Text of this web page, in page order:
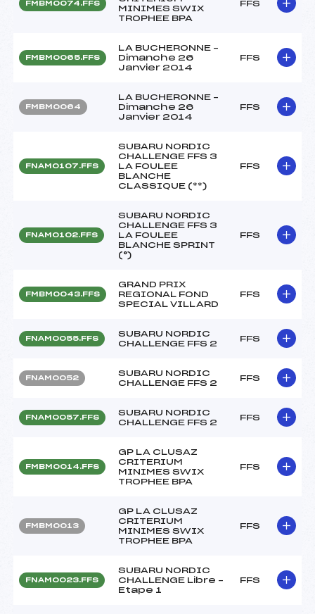
FMBM0074.FFS
MINIMES SWIX
TROPHEE BPA
FFS
FMBM0065.FFS
LA BUCHERONNE –
Dimanche 26
Janvier 2014
FFS
FMBM0064
LA BUCHERONNE –
Dimanche 26
Janvier 2014
FFS
FNAM0107.FFS
SUBARU NORDIC
CHALLENGE FFS 3
LA FOULEE
BLANCHE
CLASSIQUE (**)
FFS
FNAM0102.FFS
SUBARU NORDIC
CHALLENGE FFS 3
LA FOULEE
BLANCHE SPRINT
(°)
FFS
FMBM0043.FFS
GRAND PRIX
REGIONAL FOND
SPECIAL VILLARD
FFS
FNAM0055.FFS
SUBARU NORDIC
CHALLENGE FFS 2
FFS
FNAM0052
SUBARU NORDIC
CHALLENGE FFS 2
FFS
FNAM0057.FFS
SUBARU NORDIC
CHALLENGE FFS 2
FFS
FMBM0014.FFS
GP LA CLUSAZ
CRITERIUM
MINIMES SWIX
TROPHEE BPA
FFS
FMBM0013
GP LA CLUSAZ
CRITERIUM
MINIMES SWIX
TROPHEE BPA
FFS
FNAM0023.FFS
SUBARU NORDIC
CHALLENGE Libre –
Etape 1
FFS